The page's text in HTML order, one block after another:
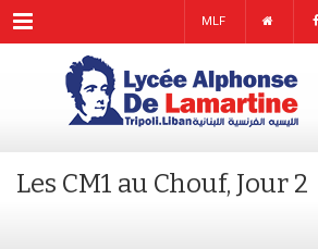
Menu MLF
Les CM1 au Chouf, Jour 2